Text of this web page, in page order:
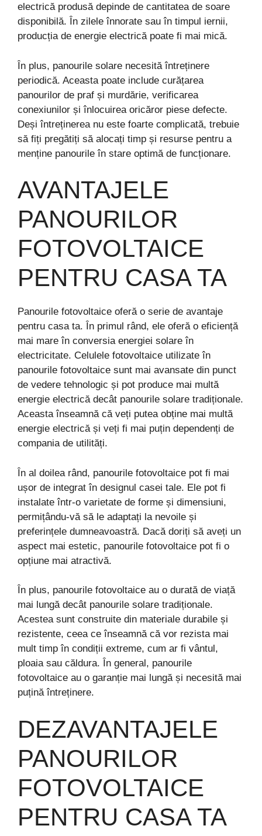
electrică produsă depinde de cantitatea de soare
disponibilă. În zilele înnorate sau în timpul iernii,
producția de energie electrică poate fi mai mică.
În plus, panourile solare necesită întreținere
periodică. Aceasta poate include curățarea
panourilor de praf și murdărie, verificarea
conexiunilor și înlocuirea oricăror piese defecte.
Deși întreținerea nu este foarte complicată, trebuie
să fiți pregătiți să alocați timp și resurse pentru a
menține panourile în stare optimă de funcționare.
AVANTAJELE
PANOURILOR
FOTOVOLTAICE
PENTRU CASA TA
Panourile fotovoltaice oferă o serie de avantaje
pentru casa ta. În primul rând, ele oferă o eficiență
mai mare în conversia energiei solare în
electricitate. Celulele fotovoltaice utilizate în
panourile fotovoltaice sunt mai avansate din punct
de vedere tehnologic și pot produce mai multă
energie electrică decât panourile solare tradiționale.
Aceasta înseamnă că veți putea obține mai multă
energie electrică și veți fi mai puțin dependenți de
compania de utilități.
În al doilea rând, panourile fotovoltaice pot fi mai
ușor de integrat în designul casei tale. Ele pot fi
instalate într-o varietate de forme și dimensiuni,
permițându-vă să le adaptați la nevoile și
preferințele dumneavoastră. Dacă doriți să aveți un
aspect mai estetic, panourile fotovoltaice pot fi o
opțiune mai atractivă.
În plus, panourile fotovoltaice au o durată de viață
mai lungă decât panourile solare tradiționale.
Acestea sunt construite din materiale durabile și
rezistente, ceea ce înseamnă că vor rezista mai
mult timp în condiții extreme, cum ar fi vântul,
ploaia sau căldura. În general, panourile
fotovoltaice au o garanție mai lungă și necesită mai
puțină întreținere.
DEZAVANTAJELE
PANOURILOR
FOTOVOLTAICE
PENTRU CASA TA